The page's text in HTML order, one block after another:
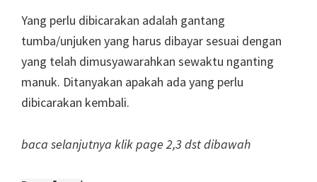
Yang perlu dibicarakan adalah gantang
tumba/unjuken yang harus dibayar sesuai dengan
yang telah dimusyawarahkan sewaktu nganting
manuk. Ditanyakan apakah ada yang perlu
dibicarakan kembali.
baca selanjutnya klik page 2,3 dst dibawah